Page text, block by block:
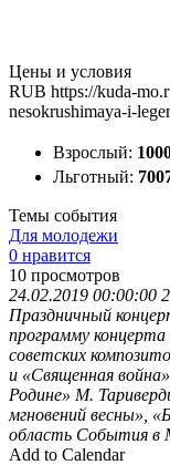
Цены и условия
RUB https://kuda-
nesokrushimaya-i-
Взрослый:
Льготный: 700
Темы события
Для молодежи
0 нравится
10 просмотров
24.02.2019 00:00:00
Праздничный
программу концерта
советских
и «Священная
Родине» М.
мгновений весны»,
область События в
Add to Calendar